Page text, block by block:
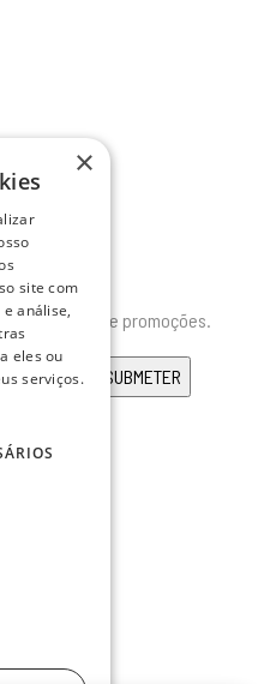
novidades e promoções.
×
site com
análise,
eles ou
serviços.